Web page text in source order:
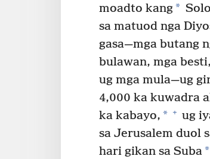
moadto kang*
sa matuod nga
gasa​—⁠mga butang
bulawan, mga besti,
ug mga mula⁠—​ug
4,000 ka kuwadra
ka kabayo, * + ug
sa Jerusalem duol
hari gikan sa Suba*